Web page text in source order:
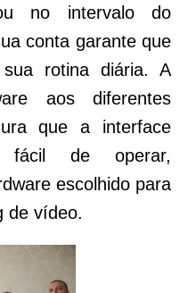
no intervalo do
conta garante que
rotina diária. A
aos diferentes
que a interface
fácil de operar,
escolhido para
de vídeo.